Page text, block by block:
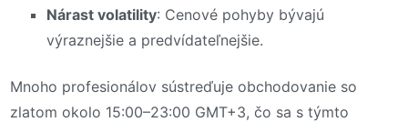
Nárast volatility: Cenové pohyby bývajú
výraznejšie a predvídateľnejšie.
Mnoho profesionálov sústreďuje obchodovanie so
zlatom okolo 15:00–23:00 GMT+3, čo sa s týmto